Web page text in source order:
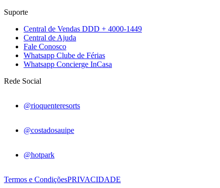
Suporte
Central de Vendas DDD + 4000-1449
Central de Ajuda
Fale Conosco
Whatsapp Clube de Férias
Whatsapp Concierge InCasa
Rede Social
@rioquenteresorts
@costadosauipe
@hotpark
Termos e CondiçõesPRIVACIDADE